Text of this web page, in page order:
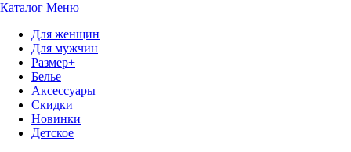
Каталог Меню
Для женщин
Для мужчин
Размер+
Белье
Аксессуары
Скидки
Новинки
Детское